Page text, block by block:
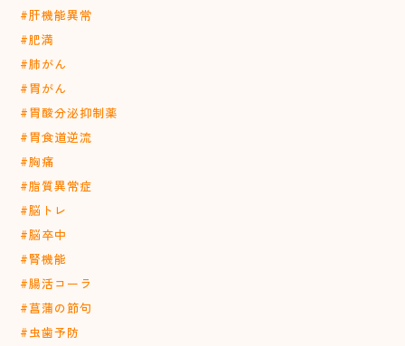
#肝機能異常
#肥満
#肺がん
#胃がん
#胃酸分泌抑制薬
#胃食道逆流
#胸痛
#脂質異常症
#脳トレ
#脳卒中
#腎機能
#腸活コーラ
#菖蒲の節句
#虫歯予防